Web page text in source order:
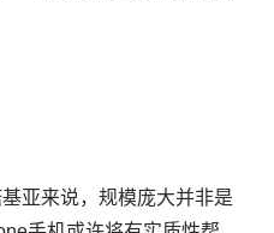
亚来说，规模庞大并非是